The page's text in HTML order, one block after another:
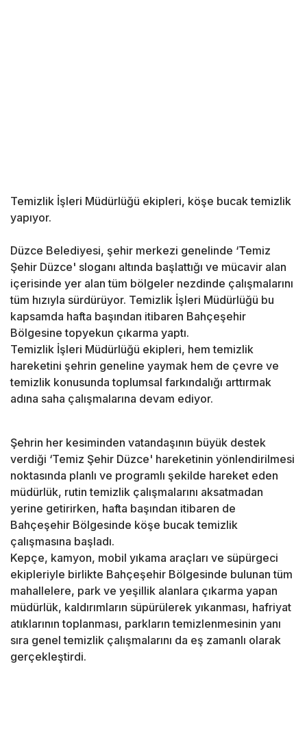
Temizlik İşleri Müdürlüğü ekipleri, köşe bucak temizlik
yapıyor.
Düzce Belediyesi, şehir merkezi genelinde ‘Temiz
Şehir Düzce' sloganı altında başlattığı ve mücavir alan
içerisinde yer alan tüm bölgeler nezdinde çalışmalarını
tüm hızıyla sürdürüyor. Temizlik İşleri Müdürlüğü bu
kapsamda hafta başından itibaren Bahçeşehir
Bölgesine topyekun çıkarma yaptı.
Temizlik İşleri Müdürlüğü ekipleri, hem temizlik
hareketini şehrin geneline yaymak hem de çevre ve
temizlik konusunda toplumsal farkındalığı arttırmak
adına saha çalışmalarına devam ediyor.
Şehrin her kesiminden vatandaşının büyük destek
verdiği ‘Temiz Şehir Düzce' hareketinin yönlendirilmesi
noktasında planlı ve programlı şekilde hareket eden
müdürlük, rutin temizlik çalışmalarını aksatmadan
yerine getirirken, hafta başından itibaren de
Bahçeşehir Bölgesinde köşe bucak temizlik
çalışmasına başladı.
Kepçe, kamyon, mobil yıkama araçları ve süpürgeci
ekipleriyle birlikte Bahçeşehir Bölgesinde bulunan tüm
mahallelere, park ve yeşillik alanlara çıkarma yapan
müdürlük, kaldırımların süpürülerek yıkanması, hafriyat
atıklarının toplanması, parkların temizlenmesinin yanı
sıra genel temizlik çalışmalarını da eş zamanlı olarak
gerçekleştirdi.